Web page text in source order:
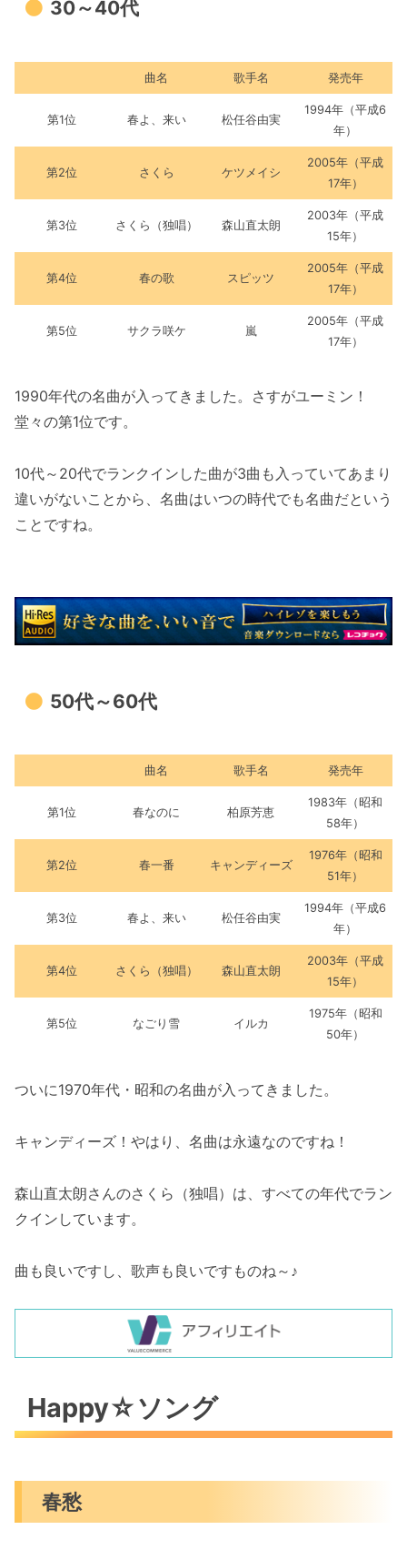
30～40代
曲名 歌手名 発売年
第1位 春よ、来い 松任谷由実
1994年（平成6
年）
第2位 さくら ケツメイシ
2005年（平成
17年）
第3位 さくら（独唱） 森山直太朗
2003年（平成
15年）
第4位 春の歌 スピッツ
2005年（平成
17年）
第5位 サクラ咲ケ 嵐
2005年（平成
17年）
1990年代の名曲が入ってきました。さすがユーミン！
堂々の第1位です。
10代～20代でランクインした曲が3曲も入っていてあまり
違いがないことから、名曲はいつの時代でも名曲だという
ことですね。
50代～60代
曲名 歌手名 発売年
第1位 春なのに 柏原芳恵
1983年（昭和
58年）
第2位 春一番 キャンディーズ
1976年（昭和
51年）
第3位 春よ、来い 松任谷由実
1994年（平成6
年）
第4位 さくら（独唱） 森山直太朗
2003年（平成
15年）
第5位 なごり雪 イルカ
1975年（昭和
50年）
ついに1970年代・昭和の名曲が入ってきました。
キャンディーズ！やはり、名曲は永遠なのですね！
森山直太朗さんのさくら（独唱）は、すべての年代でラン
クインしています。
曲も良いですし、歌声も良いですものね～♪
Happy☆ソング
春愁